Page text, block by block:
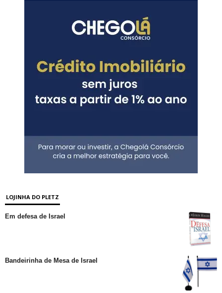
LOJINHA DO PLETZ
Em defesa de Israel
Bandeirinha de Mesa de Israel